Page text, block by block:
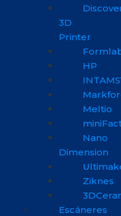
3D
Printer
HP
Meltio
Nano
Dimension
Ziknes
Escáneres